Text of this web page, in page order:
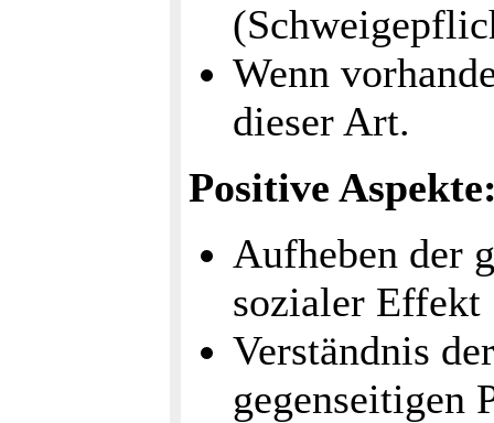
Wenn
dieser Art.
Positive
Aufheben der
sozialer Effekt
Verständnis
gegenseitigen